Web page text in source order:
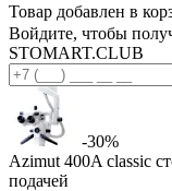
Товар добавлен в
Войдите, чтобы
STOMART.CLUB
-30%
Azimut 400A classic
подачей